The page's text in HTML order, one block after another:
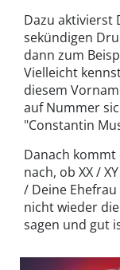
Dazu aktivierst
sekündigen
dann zum
Vielleicht
diesem
auf Nummer
"Constantin
Danach kommt
nach, ob XX /
/ Deine
nicht wieder
sagen und gut